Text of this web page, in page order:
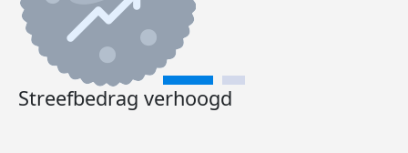
Streefbedrag verhoogd